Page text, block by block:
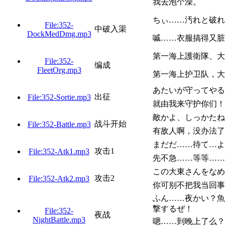
File:352-
DockMedDmg.mp3
中破入渠
ちぃ……汚れと破れ
嘁……衣服搞得又脏
File:352-
FleetOrg.mp3
编成
第一海上護衛隊、
第一海上护卫队，
File:352-Sortie.mp3 出征
あたいが守ってや
就由我来守护你们
File:352-Battle.mp3 战斗开始
敵かよ、しっかた
有敌人啊，没办法
File:352-Atk1.mp3 攻击1
まだだ……待て…よ
先不急……等等……
File:352-Atk2.mp3 攻击2
この大東さんをな
你可别不把我当回
File:352-
NightBattle.mp3
夜战
ふん……夜かい？魚
撃するぜ！
嗯……到晚上了么？